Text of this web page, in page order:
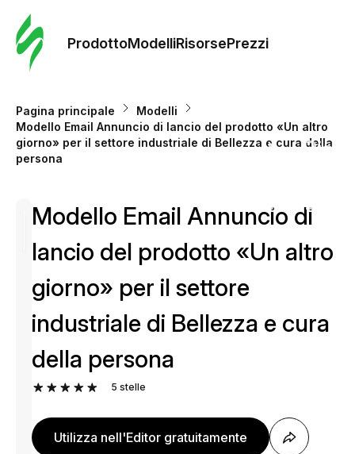
ProdottoModelliRisorsePrezzi
Prezzi
Pagina principale
Modelli
Modello Email Annuncio di lancio del prodotto «Un altro
giorno» per il settore industriale di Bellezza e cura della
persona
Modello Email Annuncio di
lancio del prodotto «Un altro
giorno» per il settore
industriale di Bellezza e cura
della persona
5 stelle
Utilizza nell'Editor gratuitamente